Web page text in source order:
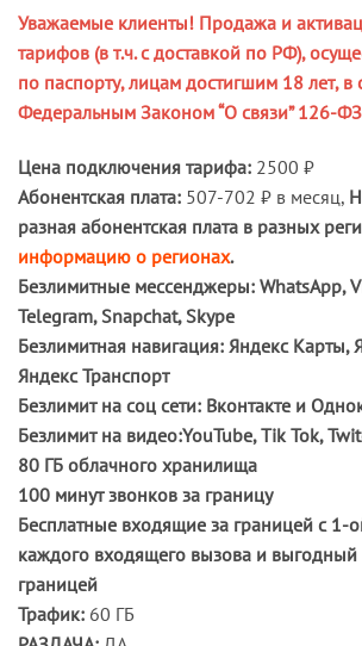
Уважаемые клиенты! Продажа и
тарифов (в т.ч. с доставкой по РФ),
по паспорту, лицам достигшим 18 лет, в
Федеральным Законом “О связи” 126-
Цена подключения тарифа: 2500 ₽
Абонентская плата: 507-702 ₽ в месяц,
разная абонентская плата в разных
информацию о регионах.
Безлимитные мессенджеры: WhatsApp,
Telegram, Snapchat, Skype
Безлимитная навигация: Яндекс Карты,
Яндекс Транспорт
Безлимит на соц сети: Вконтакте и
Безлимит на видео:YouTube, Tik Tok,
80 ГБ облачного хранилища
100 минут звонков за границу
Бесплатные входящие за границей с 1-
каждого входящего вызова и выгодный
границей
Трафик: 60 ГБ